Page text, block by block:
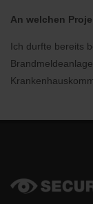
An welchen
Ich durfte bereits